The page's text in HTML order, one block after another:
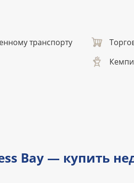
транспорту
Bay — купить